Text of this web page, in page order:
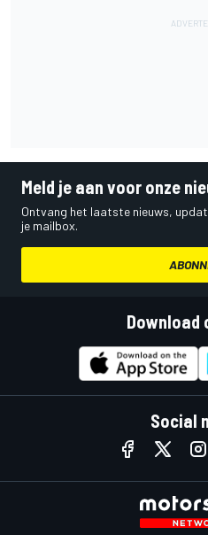
Meld je aan voor onze
Ontvang het laatste nieuws,
je mailbox.
Download
Social